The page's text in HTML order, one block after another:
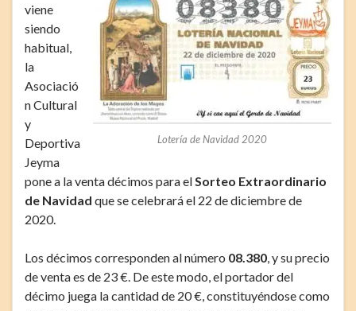
Lotería de Navidad 2020
viene
siendo
habitual,
la
Asociació
n Cultural
y
Deportiva
Jeyma
pone a la venta décimos para el Sorteo Extraordinario
de Navidad que se celebrará el 22 de diciembre de
2020.
Los décimos corresponden al número 08.380 , y su precio
de venta es de 23 €. De este modo, el portador del
décimo juega la cantidad de 20 €, constituyéndose como